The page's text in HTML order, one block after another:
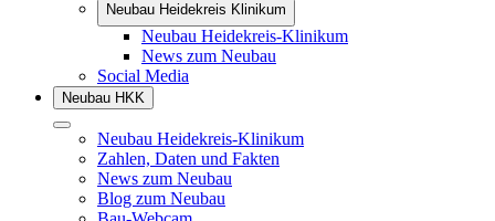
Neubau Heidekreis Klinikum
Neubau Heidekreis-Klinikum
News zum Neubau
Social Media
Neubau HKK
Neubau Heidekreis-Klinikum
Zahlen, Daten und Fakten
News zum Neubau
Blog zum Neubau